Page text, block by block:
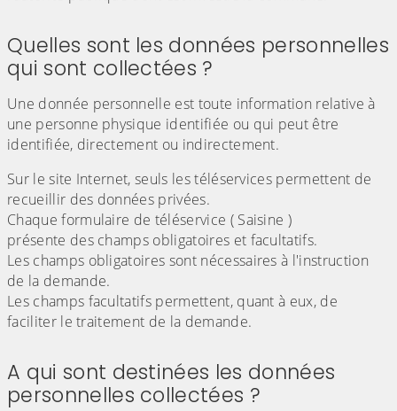
Quelles sont les données personnelles
qui sont collectées ?
Une donnée personnelle est toute information relative à
une personne physique identifiée ou qui peut être
identifiée, directement ou indirectement.
Sur le site Internet, seuls les téléservices permettent de
recueillir des données privées.
Chaque formulaire de téléservice ( Saisine )
présente des champs obligatoires et facultatifs.
Les champs obligatoires sont nécessaires à l'instruction
de la demande.
Les champs facultatifs permettent, quant à eux, de
faciliter le traitement de la demande.
A qui sont destinées les données
personnelles collectées ?